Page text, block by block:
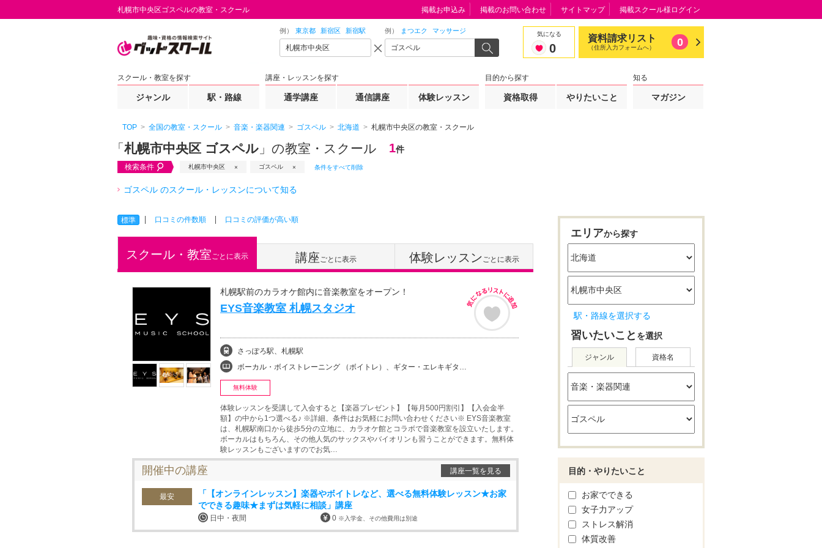
札幌市中央区ゴスペルの教室・スクール
例） 東京都 新宿区 新宿駅 例） まつエク マッサージ 気になる
0
資料請求リスト
（住所入力フォームへ） 0
スクール・教室を探す
ジャンル 駅・路線
講座・レッスンを探す
通学講座 通信講座 体験レッスン
目的から探す
資格取得 やりたいこと
知る
マガジン
掲載お申込み 掲載のお問い合わせ サイトマップ 掲載スクール様ログイン
TOP 全国の教室・スクール 音楽・楽器関連 ゴスペル 北海道 札幌市中央区の教室・スクール
「 札幌市中央区 ゴスペル 」の教室・スクール 1件
検索条件 札幌市中央区 ゴスペル 条件をすべて削除
ゴスペル のスクール・レッスンについて知る
標準 口コミの件数順 口コミの評価が高い順
スクール・教室ごとに表示 講座ごとに表示 体験レッスンごとに表示
札幌駅前のカラオケ館内に音楽教室をオープン！
EYS音楽教室 札幌スタジオ
さっぽろ駅、札幌駅
ボーカル・ボイストレーニング （ボイトレ）、ギター・エレキギター、バイオリン、ウクレレ、ベース、チェロ、ウッドベース、ビ…
無料体験
体験レッスンを受講して入会すると【楽器プレゼント】【毎月500円割引】【入会金半
額】の中から1つ選べる♪ ※詳細、条件はお気軽にお問い合わせください※ EYS音楽教室
は、札幌駅南口から徒歩5分の立地に、カラオケ館とコラボで音楽教室を設立いたします。
ボーカルはもちろん、その他人気のサックスやバイオリンも習うことができます。無料体
験レッスンもございますのでお気…
開催中の講座 講座一覧を見る
最安
「【オンラインレッスン】楽器やボイトレなど、選べる無料体験レッスン★お家
でできる趣味★まずは気軽に相談」講座
日中・夜間 0 ※入学金、その他費用は別途
エリアから探す
駅・路線を選択する
習いたいこと を選択
ジャンル 資格名
目的・やりたいこと
お家でできる
女子力アップ
ストレス解消
体質改善